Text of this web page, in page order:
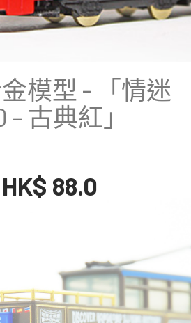
模型 - 「情迷
– 古典紅」
HK$ 88.0